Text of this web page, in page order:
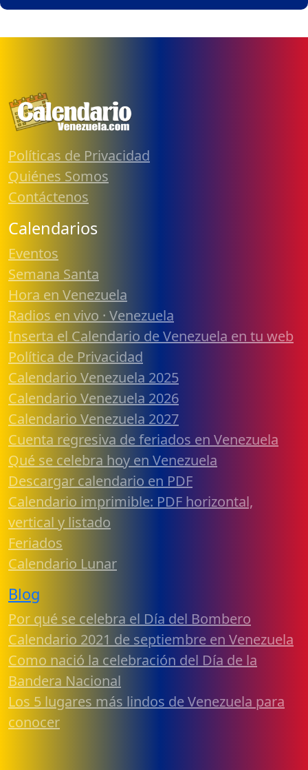
Políticas de Privacidad
Quiénes Somos
Contáctenos
Calendarios
Eventos
Semana Santa
Hora en Venezuela
Radios en vivo · Venezuela
Inserta el Calendario de Venezuela en tu web
Política de Privacidad
Calendario Venezuela 2025
Calendario Venezuela 2026
Calendario Venezuela 2027
Cuenta regresiva de feriados en Venezuela
Qué se celebra hoy en Venezuela
Descargar calendario en PDF
Calendario imprimible: PDF horizontal,
vertical y listado
Feriados
Calendario Lunar
Blog
Por qué se celebra el Día del Bombero
Calendario 2021 de septiembre en Venezuela
Como nació la celebración del Día de la
Bandera Nacional
Los 5 lugares más lindos de Venezuela para
conocer